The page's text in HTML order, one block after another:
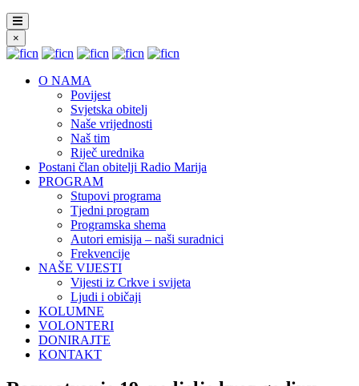
×
O NAMA
Povijest
Svjetska obitelj
Naše vrijednosti
Naš tim
Riječ urednika
Postani član obitelji Radio Marija
PROGRAM
Stupovi programa
Tjedni program
Programska shema
Autori emisija – naši suradnici
Frekvencije
NAŠE VIJESTI
Vijesti iz Crkve i svijeta
Ljudi i običaji
KOLUMNE
VOLONTERI
DONIRAJTE
KONTAKT